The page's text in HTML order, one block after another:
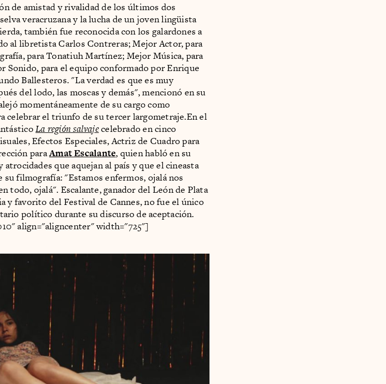
de amistad y rivalidad de los últimos dos
veracruzana y la lucha de un joven lingüista
también fue reconocida con los galardones a
al libretista Carlos Contreras; Mejor Actor, para
para Tonatiuh Martínez; Mejor Música, para
Sonido, para el equipo conformado por Enrique
Ballesteros. "La verdad es que es muy
del lodo, las moscas y demás", mencionó en su
momentáneamente de su cargo como
celebrar el triunfo de su tercer largometraje.En el
La región salvajecelebrado en cinco
Efectos Especiales, Actriz de Cuadro para
paraAmat Escalante, quien habló en su
que aquejan al país y que el cineasta
su filmografía: "Estamos enfermos, ojalá nos
todo, ojalá". Escalante, ganador del León de Plata
y favorito del Festival de Cannes, no fue el único
político durante su discurso de aceptación.
align="aligncenter" width="725"]